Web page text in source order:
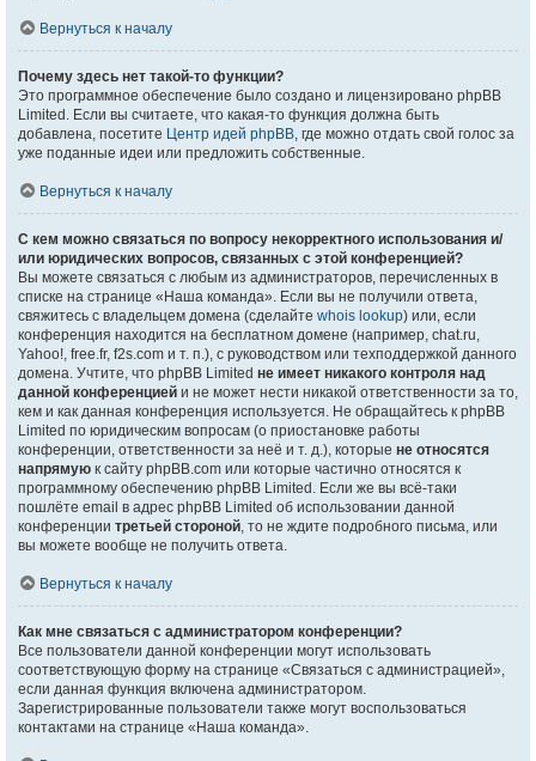
Вернуться к началу
Почему здесь нет такой-то функции?
Это программное обеспечение было создано и лицензировано phpBB
Limited. Если вы считаете, что какая-то функция должна быть
добавлена, посетите Центр идей phpBB, где можно отдать свой голос за
уже поданные идеи или предложить собственные.
Вернуться к началу
С кем можно связаться по вопросу некорректного использования и/
или юридических вопросов, связанных с этой конференцией?
Вы можете связаться с любым из администраторов, перечисленных в
списке на странице «Наша команда». Если вы не получили ответа,
свяжитесь с владельцем домена (сделайте whois lookup) или, если
конференция находится на бесплатном домене (например, chat.ru,
Yahoo!, free.fr, f2s.com и т. п.), с руководством или техподдержкой данного
домена. Учтите, что phpBB Limited не имеет никакого контроля над
данной конференцией и не может нести никакой ответственности за то,
кем и как данная конференция используется. Не обращайтесь к phpBB
Limited по юридическим вопросам (о приостановке работы
конференции, ответственности за неё и т. д.), которые не относятся
напрямую к сайту phpBB.com или которые частично относятся к
программному обеспечению phpBB Limited. Если же вы всё-таки
пошлёте email в адрес phpBB Limited об использовании данной
конференции третьей стороной, то не ждите подробного письма, или
вы можете вообще не получить ответа.
Вернуться к началу
Как мне связаться с администратором конференции?
Все пользователи данной конференции могут использовать
соответствующую форму на странице «Связаться с администрацией»,
если данная функция включена администратором.
Зарегистрированные пользователи также могут воспользоваться
контактами на странице «Наша команда».